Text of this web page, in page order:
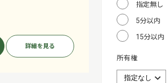
指定無し
5分以内
15分以内
所有権
詳細を見る